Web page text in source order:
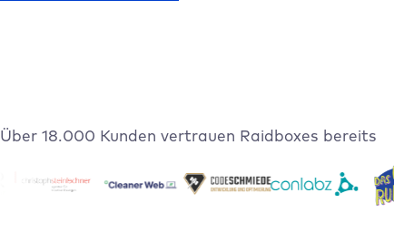
Über 18.000 Kunden vertrauen Raidboxes bereits